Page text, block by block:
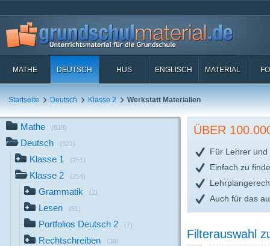
MATHE DEUTSCH HUS ENGLISCH MATERIAL
Startseite Deutsch Klasse 2 Werkstatt Materialien
Mathe (618)
Deutsch (921)
Klasse 1 (251)
Klasse 2 (254)
Grammatik (2)
Lesen (81)
Portfolios Deutsch 2 (7)
Rechtschreiben (39)
ÜBER
Für Lehrer und
Einfach zu
Auch für das
Filterauswahl